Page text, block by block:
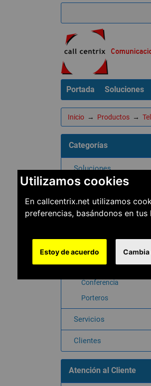
Utilizamos cookies
En callcentrix.net utilizamos
preferencias, basándonos en
Estoy de acuerdo
Portada Soluciones
Inicio → Productos →
Categorías
Soluciones
Teléfonos
Telefonía IP
Centralitas
Conferencia
Porteros
Servicios
Clientes
Atención al Cliente